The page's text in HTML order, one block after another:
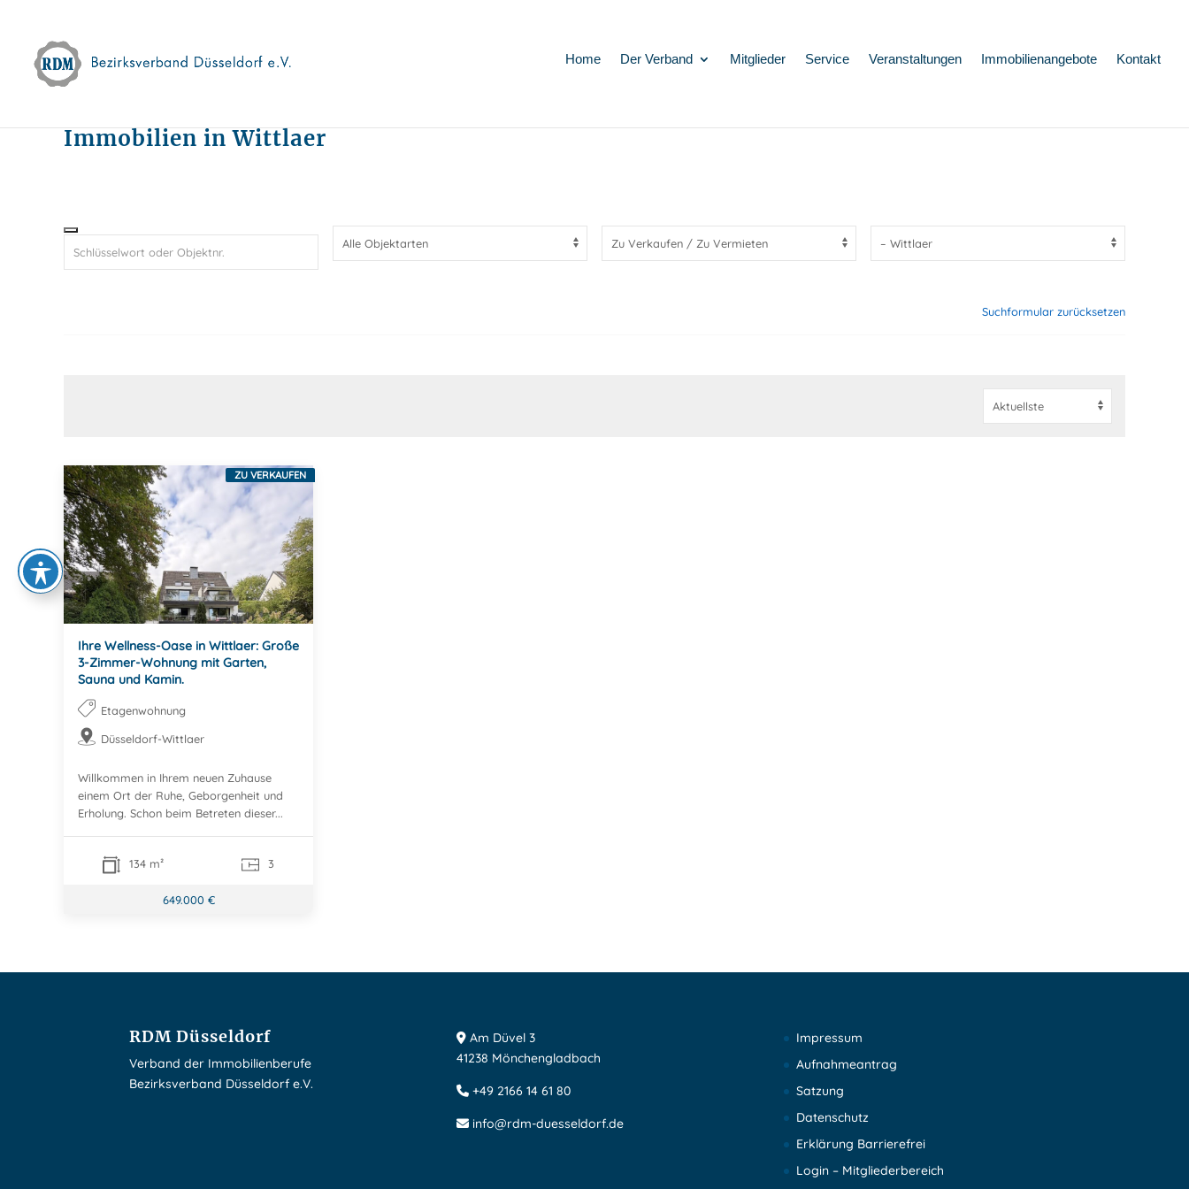
content
Home Der Verband Mitglieder Service Veranstaltungen Immobilienangebote Kontakt
Immobilien in Wittlaer
Suchformular zurücksetzen
Ihre Wellness-Oase in Wittlaer: Große
3-Zimmer-Wohnung mit Garten,
Sauna und Kamin.
Etagenwohnung
Düsseldorf-Wittlaer
Willkommen in Ihrem neuen Zuhause 
einem Ort der Ruhe, Geborgenheit und
Erholung. Schon beim Betreten dieser...
134 m² 3
649.000 €
ZU VERKAUFEN
RDM Düsseldorf
Verband der Immobilienberufe
Bezirksverband Düsseldorf e.V.
Am Düvel 3
41238 Mönchengladbach
+49 2166 14 61 80
info@rdm-duesseldorf.de
Impressum
Aufnahmeantrag
Satzung
Datenschutz
Erklärung Barrierefrei
Login – Mitgliederbereich